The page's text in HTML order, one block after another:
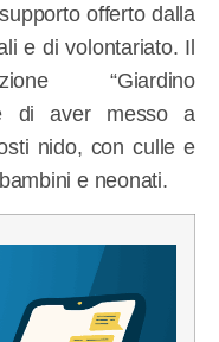
offerto dalla
e di volontariato. Il
“Giardino
di aver messo a
nido, con culle e
e neonati.